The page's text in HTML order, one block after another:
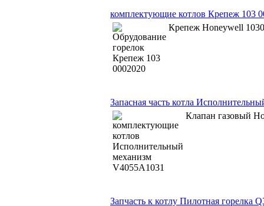
комплектующие котлов Крепеж 103
Крепеж Honeywell
Запасная часть котла
Клапан газовый
Запчасть к котлу Пилотная горелка